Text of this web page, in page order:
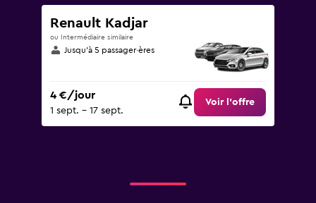
Renault Kadjar
ou Intermédiaire similaire
Jusqu’à 5 passager·ères
4 €/jour
1 sept. - 17 sept.
Voir l’offre